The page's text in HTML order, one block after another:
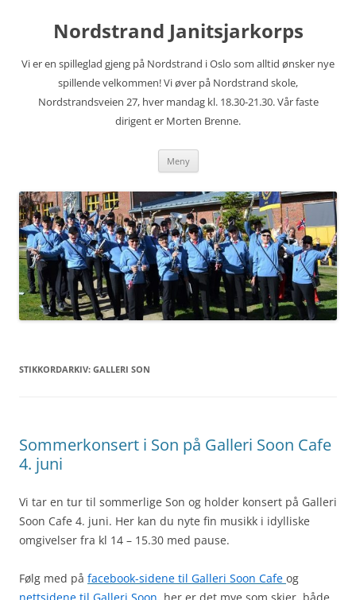
innholdNordstrand Janitsjarkorps
Vi er en spilleglad gjeng på Nordstrand i Oslo som alltid ønsker nye
spillende velkommen! Vi øver på Nordstrand skole,
Nordstrandsveien 27, hver mandag kl. 18.30-21.30. Vår faste
dirigent er Morten Brenne.
Meny
STIKKORDARKIV: GALLERI SON
Sommerkonsert i Son på Galleri Soon Cafe
4. juni
Vi tar en tur til sommerlige Son og holder konsert på Galleri
Soon Cafe 4. juni. Her kan du nyte fin musikk i idylliske
omgivelser fra kl 14 – 15.30 med pause.
Følg med på facebook-sidene til Galleri Soon Cafe og
nettsidene til Galleri Soon, her er det mye som skjer, både